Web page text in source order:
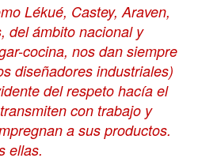
Lékué, Castey, Araven,
del ámbito nacional y
cocina, nos dan siempre
diseñadores industriales)
del respeto hacía el
con trabajo y
a sus productos.
ellas.